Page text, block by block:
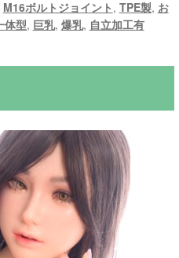
M16ボルトジョイント , TPE製, お
体型, 巨乳, 爆乳, 自立加工有